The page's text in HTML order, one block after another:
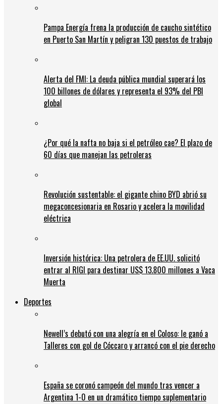
Pampa Energía frena la producción de caucho sintético
en Puerto San Martín y peligran 130 puestos de trabajo
Alerta del FMI: La deuda pública mundial superará los
100 billones de dólares y representa el 93% del PBI
global
¿Por qué la nafta no baja si el petróleo cae? El plazo de
60 días que manejan las petroleras
Revolución sustentable: el gigante chino BYD abrió su
megaconcesionaria en Rosario y acelera la movilidad
eléctrica
Inversión histórica: Una petrolera de EE.UU. solicitó
entrar al RIGI para destinar US$ 13.800 millones a Vaca
Muerta
Deportes
Newell’s debutó con una alegría en el Coloso: le ganó a
Talleres con gol de Cóccaro y arrancó con el pie derecho
España se coronó campeón del mundo tras vencer a
Argentina 1-0 en un dramático tiempo suplementario